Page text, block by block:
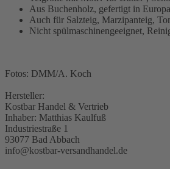
Aus Buchenholz, gefertigt in Europa
Auch für Salzteig, Marzipanteig,
Nicht spülmaschinengeeignet,
Fotos: DMM/A. Koch
Hersteller:
Kostbar Handel & Vertrieb
Inhaber: Matthias Kaulfuß
Industriestraße 1
93077 Bad Abbach
info@kostbar-versandhandel.de